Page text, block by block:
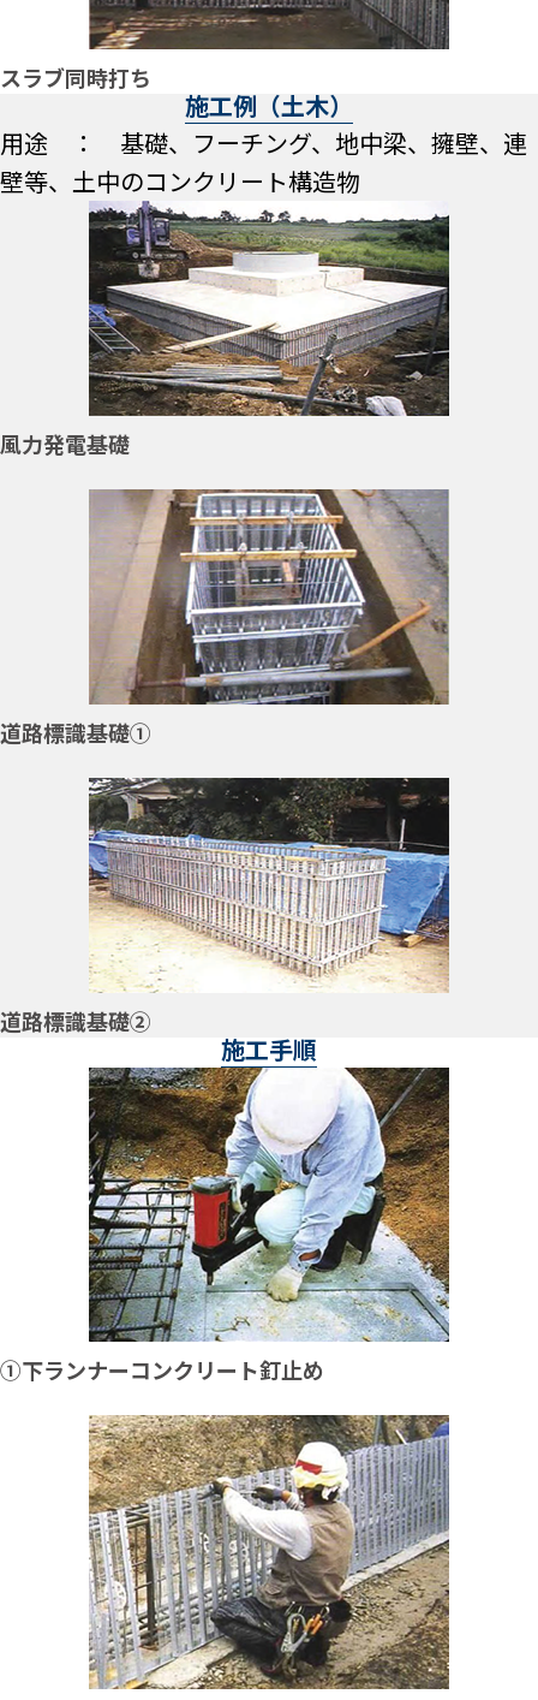
スラブ同時打ち
施工例（土木）
用途 ： 基礎、フーチング、地中梁、擁壁、連
壁等、土中のコンクリート構造物
風力発電基礎
道路標識基礎➀
道路標識基礎②
施工手順
➀下ランナーコンクリート釘止め